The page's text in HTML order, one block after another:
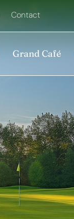
Contact
Grand Café